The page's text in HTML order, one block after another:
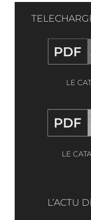
LE
LE
L’ACTU